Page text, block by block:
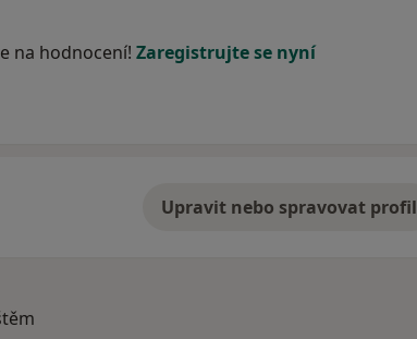
Pavel
na hodnocení! Zaregistrujte se nyní
Upravit nebo spravovat profil